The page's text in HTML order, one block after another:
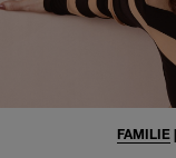
FAMILIE|